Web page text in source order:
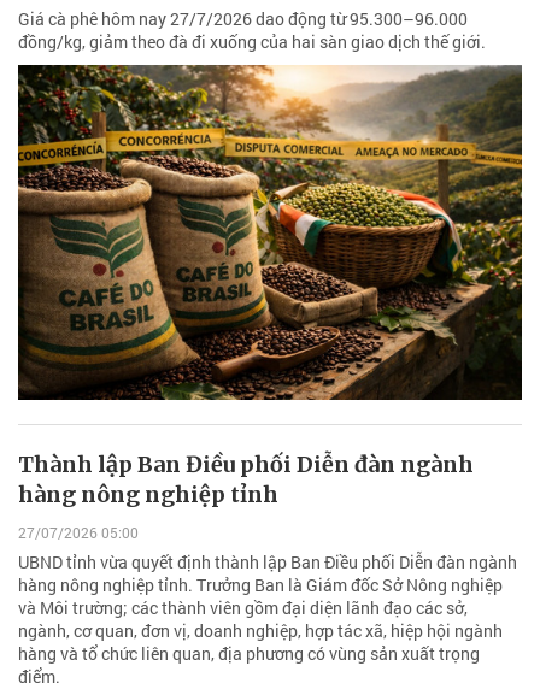
Giá cà phê hôm nay 27/7/2026 dao động từ 95.300–96.000
đồng/kg, giảm theo đà đi xuống của hai sàn giao dịch thế giới.
Thành lập Ban Điều phối Diễn đàn ngành
hàng nông nghiệp tỉnh
27/07/2026 05:00
UBND tỉnh vừa quyết định thành lập Ban Điều phối Diễn đàn ngành
hàng nông nghiệp tỉnh. Trưởng Ban là Giám đốc Sở Nông nghiệp
và Môi trường; các thành viên gồm đại diện lãnh đạo các sở,
ngành, cơ quan, đơn vị, doanh nghiệp, hợp tác xã, hiệp hội ngành
hàng và tổ chức liên quan, địa phương có vùng sản xuất trọng
điểm.